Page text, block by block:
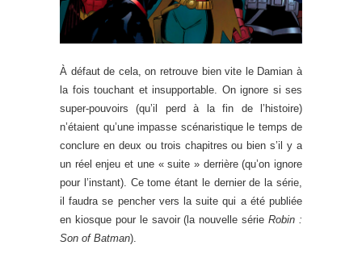
À défaut de cela, on retrouve bien vite le Damian à
la fois touchant et insupportable. On ignore si ses
super-pouvoirs (qu’il perd à la fin de l’histoire)
n’étaient qu’une impasse scénaristique le temps de
conclure en deux ou trois chapitres ou bien s’il y a
un réel enjeu et une « suite » derrière (qu’on ignore
pour l’instant). Ce tome étant le dernier de la série,
il faudra se pencher vers la suite qui a été publiée
en kiosque pour le savoir (la nouvelle sérieRobin :
Son of Batman).